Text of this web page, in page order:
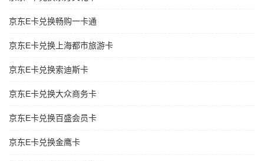
京东E卡兑换畅购一卡通
京东E卡兑换上海都市旅游卡
京东E卡兑换索迪斯卡
京东E卡兑换大众商务卡
京东E卡兑换百盛会员卡
京东E卡兑换金鹰卡